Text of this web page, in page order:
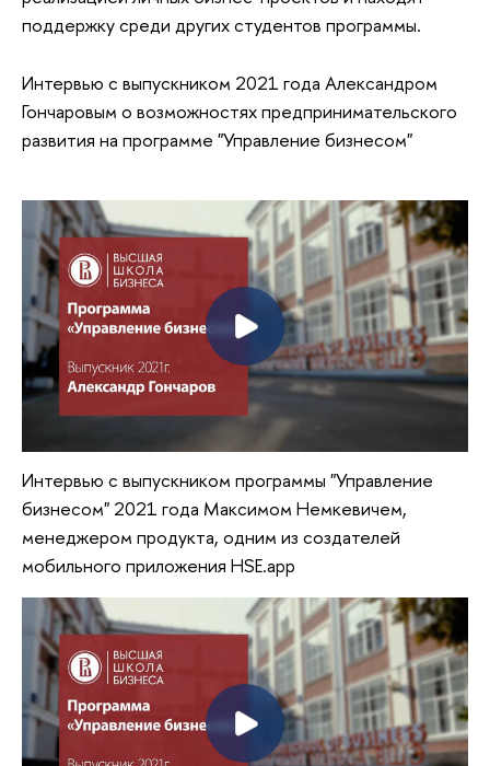
поддержку среди других студентов программы.
Интервью с выпускником 2021 года Александром
Гончаровым о возможностях предпринимательского
развития на программе "Управление бизнесом"
Интервью с выпускником программы "Управление
бизнесом" 2021 года Максимом Немкевичем,
менеджером продукта, одним из создателей
мобильного приложения HSE.app